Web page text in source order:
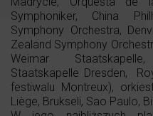
Symphoniker, China
Symphony Orchestra,
Zealand Symphony
Weimar
Staatskapelle Dresden,
festiwalu Montreux),
Liège, Brukseli, Sao Paulo,